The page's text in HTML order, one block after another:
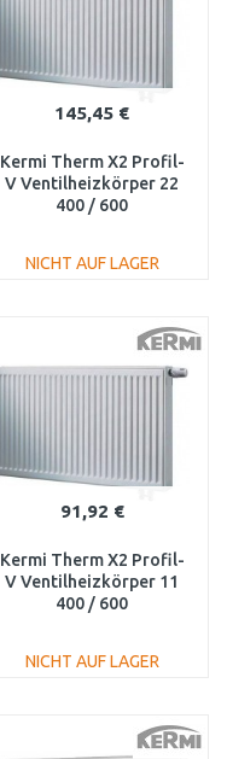
145,45 €
Kermi Therm X2 Profil-
V Ventilheizkörper 22
400 / 600
NICHT AUF LAGER
91,92 €
Kermi Therm X2 Profil-
V Ventilheizkörper 11
400 / 600
NICHT AUF LAGER